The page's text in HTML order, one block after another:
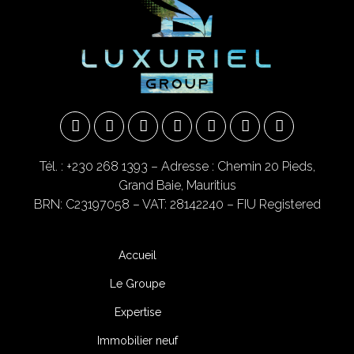
Tél. : +230 268 1393 – Adresse : Chemin 20 Pieds,
Grand Baie, Mauritius
BRN: C23197058 – VAT: 28142240 – FIU Registered
Accueil
Le Groupe
Expertise
Immobilier neuf